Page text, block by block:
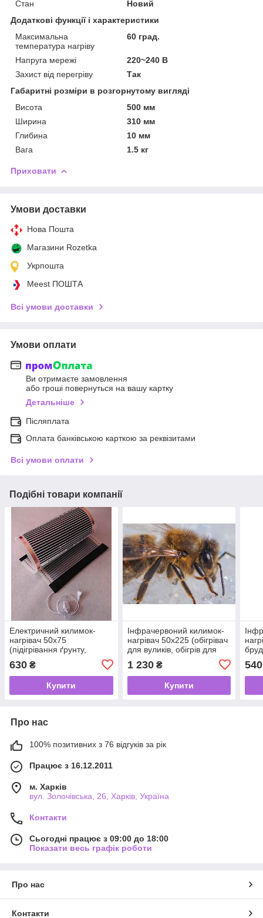
Стан
Новий
Додаткові функції і характеристики
Максимальна
температура нагріву
60 град.
Напруга мережі
220~240 В
Захист від перегріву
Так
Габаритні розміри в розгорнутому вигляді
Висота
500 мм
Ширина
310 мм
Глибина
10 мм
Вага
1.5 кг
Приховати
Умови доставки
Нова Пошта
Магазини Rozetka
Укрпошта
Meest ПОШТА
Всі умови доставки
Умови оплати
Ви отримаєте замовлення
або гроші повернуться на вашу картку
Детальніше
Післяплата
Оплата банківською карткою за реквізитами
Всі умови оплати
Подібні товари компанії
Електричний килимок-
нагрівач 50х75
(підігрівання ґрунту,
630 ₴
Купити
Інфрачервоний килимок-
нагрівач 50х225 (обігрівач
для вуликів, обігрів для
1 230₴
Купити
540
Про нас
100% позитивних з 76 відгуків за рік
Працює з 16.12.2011
м. Харків
вул. Золочівська, 26, Харків, Україна
Контакти
Сьогодні працює з 09:00 до 18:00
Показати весь графік роботи
Про нас
Контакти